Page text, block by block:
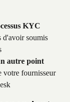
KYC
d'avoir soumis
autre point
votre fournisseur